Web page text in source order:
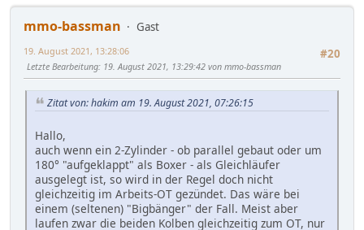
mmo-bassman
Gast
#20
19. August 2021, 13:28:06
Letzte Bearbeitung: 19. August 2021, 13:29:42 von mmo-bassman
Zitat von: hakim am 19. August 2021, 07:26:15
Hallo,
auch wenn ein 2-Zylinder - ob parallel gebaut oder um
180° "aufgeklappt" als Boxer - als Gleichläufer
ausgelegt ist, so wird in der Regel doch nicht
gleichzeitig im Arbeits-OT gezündet. Das wäre bei
einem (seltenen) "Bigbänger" der Fall. Meist aber
laufen zwar die beiden Kolben gleichzeitig zum OT, nur